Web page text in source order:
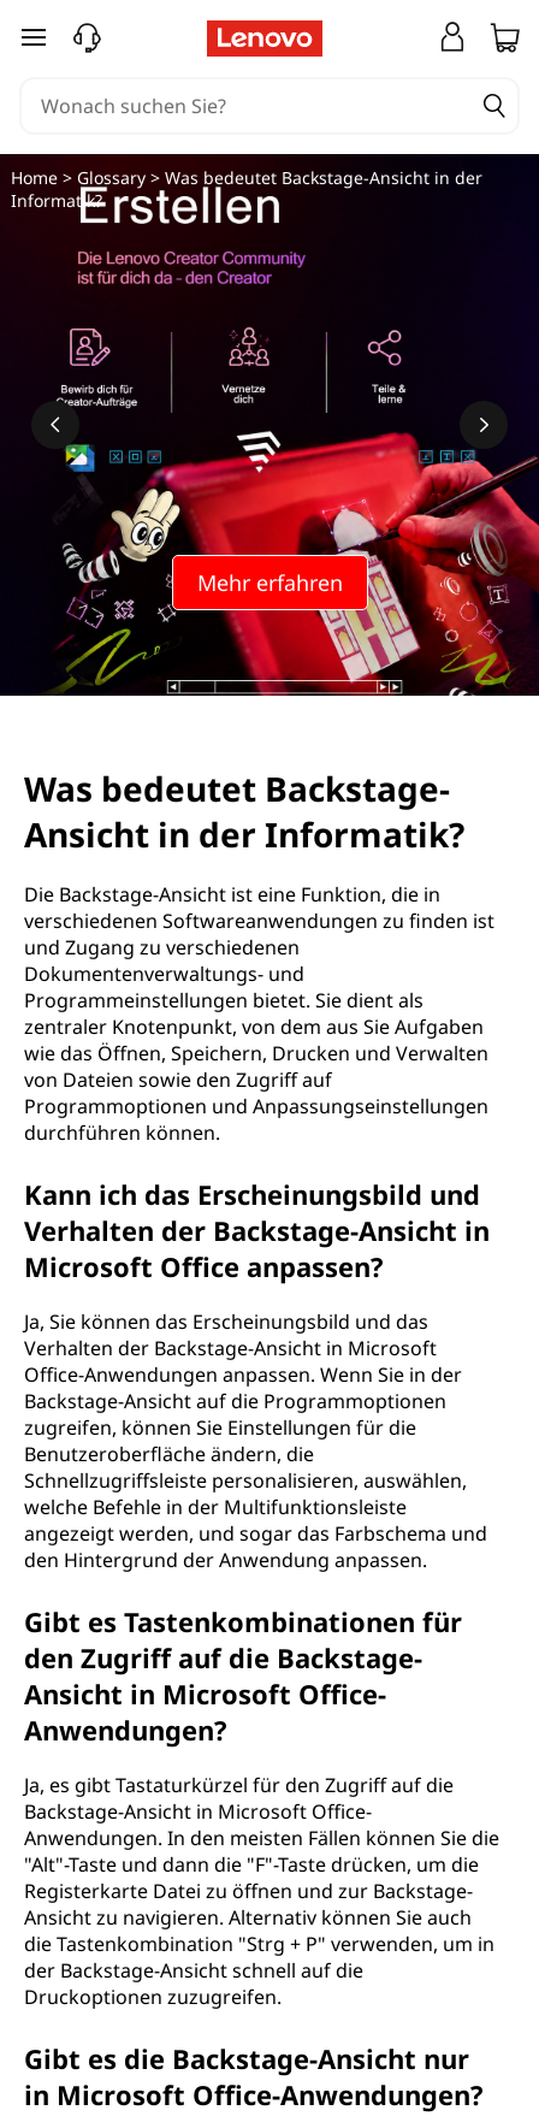
zum Hauptinhalt springen
Mehr erfahren
Home> Glossary> Was bedeutet Backstage-Ansicht in der
Informatik?
Was bedeutet Backstage-
Ansicht in der Informatik?
Die Backstage-Ansicht ist eine Funktion, die in
verschiedenen Softwareanwendungen zu finden ist
und Zugang zu verschiedenen
Dokumentenverwaltungs- und
Programmeinstellungen bietet. Sie dient als
zentraler Knotenpunkt, von dem aus Sie Aufgaben
wie das Öffnen, Speichern, Drucken und Verwalten
von Dateien sowie den Zugriff auf
Programmoptionen und Anpassungseinstellungen
durchführen können.
Kann ich das Erscheinungsbild und
Verhalten der Backstage-Ansicht in
Microsoft Office anpassen?
Ja, Sie können das Erscheinungsbild und das
Verhalten der Backstage-Ansicht in Microsoft
Office-Anwendungen anpassen. Wenn Sie in der
Backstage-Ansicht auf die Programmoptionen
zugreifen, können Sie Einstellungen für die
Benutzeroberfläche ändern, die
Schnellzugriffsleiste personalisieren, auswählen,
welche Befehle in der Multifunktionsleiste
angezeigt werden, und sogar das Farbschema und
den Hintergrund der Anwendung anpassen.
Gibt es Tastenkombinationen für
den Zugriff auf die Backstage-
Ansicht in Microsoft Office-
Anwendungen?
Ja, es gibt Tastaturkürzel für den Zugriff auf die
Backstage-Ansicht in Microsoft Office-
Anwendungen. In den meisten Fällen können Sie die
"Alt"-Taste und dann die "F"-Taste drücken, um die
Registerkarte Datei zu öffnen und zur Backstage-
Ansicht zu navigieren. Alternativ können Sie auch
die Tastenkombination "Strg + P" verwenden, um in
der Backstage-Ansicht schnell auf die
Druckoptionen zuzugreifen.
Gibt es die Backstage-Ansicht nur
in Microsoft Office-Anwendungen?